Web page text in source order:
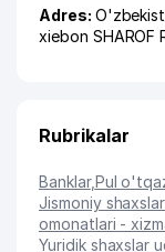
Adres:
xiеbon SHAROF
Rubrikalar
Banklar,Pul
Jismoniy
omonatlari -
Yuridik shaxslar